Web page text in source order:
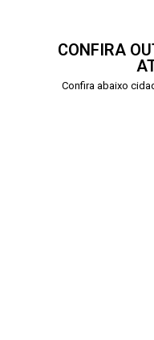
CONFIRA
Confira abaixo